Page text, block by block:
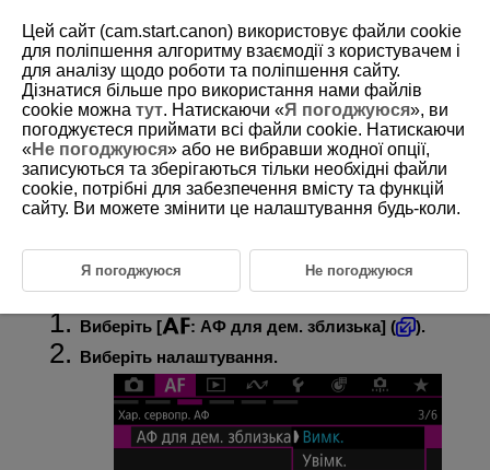
D388-132
АФ для демонстраційної зйомки
великим планом
Коли для параметра [ :АФ для дем. зблизька] встановлено
час записування. Це стає в пригоді під час створення демонстрацій,
оглядів продуктів тощо.
Виберіть [ : АФ для дем. зблизька] (
).
Виберіть налаштування.
Цей сайт (cam.start.canon) використовує файли cookie
для поліпшення алгоритму взаємодії з користувачем і
для аналізу щодо роботи та поліпшення сайту.
Дізнатися більше про використання нами файлів
cookie можна тут. Натискаючи «Я погоджуюся», ви
погоджуєтеся приймати всі файли cookie. Натискаючи
«Не погоджуюся» або не вибравши жодної опції,
записуються та зберігаються тільки необхідні файли
cookie, потрібні для забезпечення вмісту та функцій
сайту. Ви можете змінити це налаштування будь-коли.
Я погоджуюся Не погоджуюся